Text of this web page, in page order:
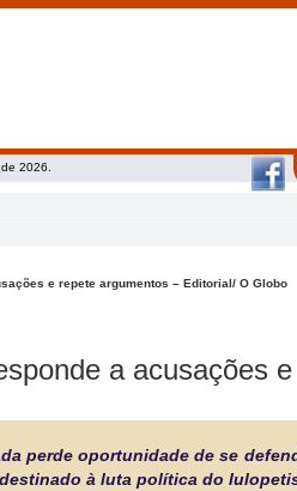
2026.
e repete argumentos – Editorial/ O Globo
a acusações
perde oportunidade de se
à luta política do